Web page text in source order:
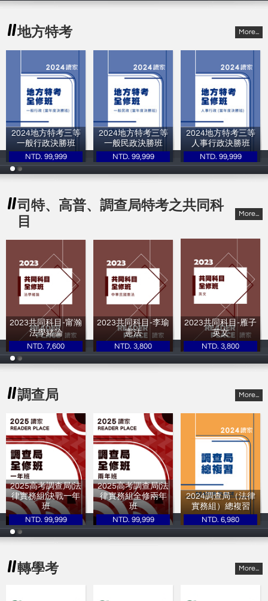
地方特考 More...
2024地方特考三等
一般行政決勝班
讀家補習班
NTD. 99,999
2024地方特考三等
一般民政決勝班
讀家補習班
NTD. 99,999
2024地方特考三等
人事行政決勝班
讀家補習班
NTD. 99,999
司特、高普、調查局特考之共同科
目
More...
2023共同科目-甯瀚
法學緒論
甯瀚
NTD. 7,600
2023共同科目-李瑜
憲法
李瑜
NTD. 3,800
2023共同科目-雁子
英文
雁子
NTD. 3,800
調查局 More...
2025高考調查局(法
律實務組)決戰一年
班
讀家補習班
NTD. 99,999
2025高考調查局(法
律實務組全修兩年
班
讀家補習班
NTD. 99,999
2024調查局（法律
實務組）總複習
讀家補習班
NTD. 6,980
轉學考 More...